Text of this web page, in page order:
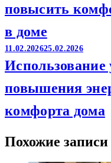
повысить
в доме
11.02.202625.02.2026
повышения
комфорта дома
Похожие записи